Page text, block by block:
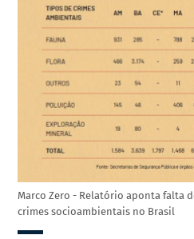
Marco Zero - Relatório aponta falta
crimes socioambientais no Brasil